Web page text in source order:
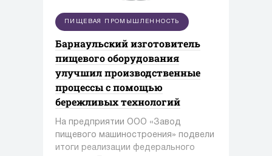
ПИЩЕВАЯ ПРОМЫШЛЕННОСТЬ
Барнаульский изготовитель
пищевого оборудования
улучшил производственные
процессы с помощью
бережливых технологий
На предприятии ООО «Завод
пищевого машиностроения» подвели
итоги реализации федерального